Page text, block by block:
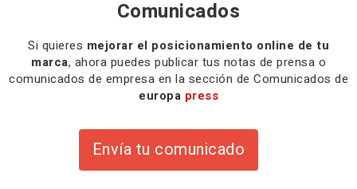
Comunicados
Si quieres mejorar el posicionamiento online de tu
marca, ahora puedes publicar tus notas de prensa o
comunicados de empresa en la sección de Comunicados de
europa press
Envía tu comunicado